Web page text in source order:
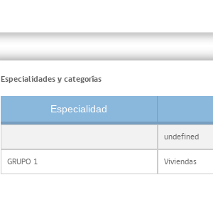
Especialidades y categorías
Especialidad
undefined
GRUPO 1 Viviendas